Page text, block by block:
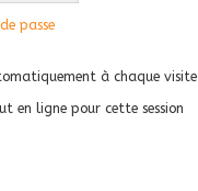
passe
à chaque visite
en ligne pour cette session